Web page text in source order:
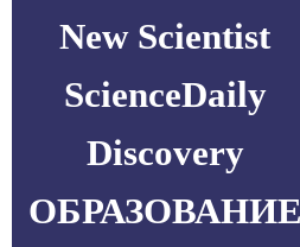
New Scientist
ScienceDaily
Discovery
ОБРАЗОВАНИЕ